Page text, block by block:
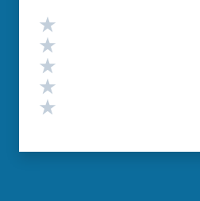
Valutazione